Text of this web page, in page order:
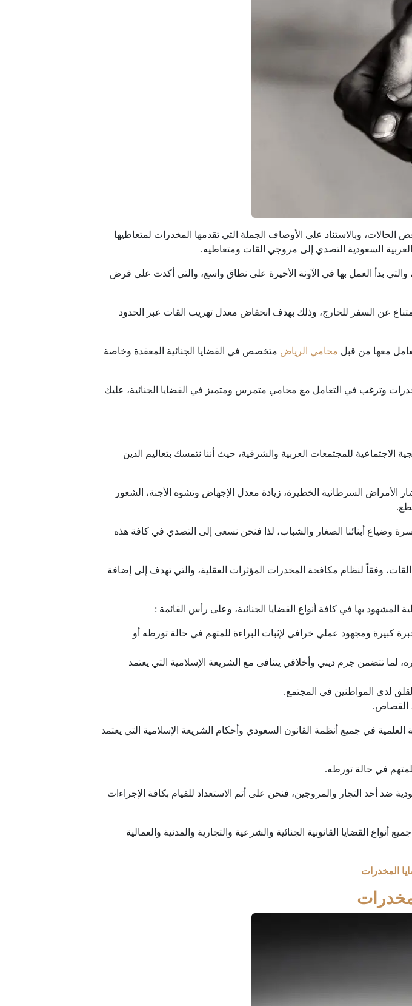
وبالاستناد على الأوصاف الجملة التي تقدمها المخدرات لمتعاطيها
السعودية التصدي إلى مروجي القات ومتعاطيه.
بدأ العمل بها في الآونة الأخيرة على نطاق واسع، والتي أكدت على فرض
عن السفر للخارج، وذلك بهدف انخفاض معدل تهريب القات عبر الحدود
معها من قبل محامي الرياض متخصص في القضايا الجنائية المعقدة وخاصة
وترغب في التعامل مع محامي متمرس ومتميز في القضايا الجنائية، عليك
الاجتماعية للمجتمعات العربية والشرقية، حيث أننا نتمسك بتعاليم الدين
السرطانية الخطيرة، زيادة معدل الإجهاض وتشوه الأجنة، الشعور
وضياع أبنائنا الصغار والشباب، لذا فنحن نسعى إلى التصدي في كافة هذه
وفقاً لنظام مكافحة المخدرات المؤثرات العقلية، والتي تهدف إلى إضافة
المشهود بها في كافة أنواع القضايا الجنائية، وعلى رأس القائمة :
كبيرة ومجهود عملي خرافي لإثبات البراءة للمتهم في حالة تورطه أو
لما تتضمن جرم ديني وأخلاقي يتنافى مع الشريعة الإسلامية التي يعتمد
لدى المواطنين في المجتمع.
القصاص.
العلمية في جميع أنظمة القانون السعودي وأحكام الشريعة الإسلامية التي يعتمد
في حالة تورطه.
ضد أحد التجار والمروجين، فنحن على أتم الاستعداد للقيام بكافة الإجراءات
أنواع القضايا القانونية الجنائية والشرعية والتجارية والمدنية والعمالية
المخدرات